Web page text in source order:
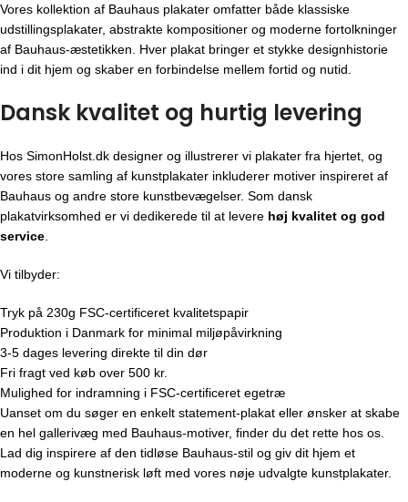
Vores kollektion af Bauhaus plakater omfatter både klassiske
udstillingsplakater, abstrakte kompositioner og moderne fortolkninger
af Bauhaus-æstetikken. Hver plakat bringer et stykke designhistorie
ind i dit hjem og skaber en forbindelse mellem fortid og nutid.
Dansk kvalitet og hurtig levering
Hos SimonHolst.dk designer og illustrerer vi plakater fra hjertet, og
vores store samling af kunstplakater inkluderer motiver inspireret af
Bauhaus og andre store kunstbevægelser. Som dansk
plakatvirksomhed er vi dedikerede til at levere høj kvalitet og god
service
Vi tilbyder:
Tryk på 230g FSC-certificeret kvalitetspapir
Produktion i Danmark for minimal miljøpåvirkning
3-5 dages levering direkte til din dør
Fri fragt ved køb over 500 kr.
Mulighed for indramning i FSC-certificeret egetræ
Uanset om du søger en enkelt statement-plakat eller ønsker at skabe
en hel gallerivæg med Bauhaus-motiver, finder du det rette hos os.
Lad dig inspirere af den tidløse Bauhaus-stil og giv dit hjem et
moderne og kunstnerisk løft med vores nøje udvalgte kunstplakater.